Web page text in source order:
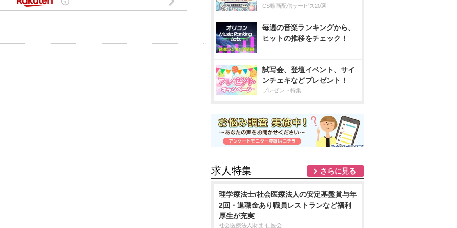
CS動画配信サービス20選
毎週の音楽ランキングから、
ヒットの推移をチェック！
試写会、登壇イベント、サイ
ンチェキなどプレゼント！
プレゼント特集
求人特集 さらに見る
理学療法士/社会医療法人の安定基盤賞与年
2回・退職金あり職員レストランなど福利
厚生が充実
社会医療法人財団 仁医会